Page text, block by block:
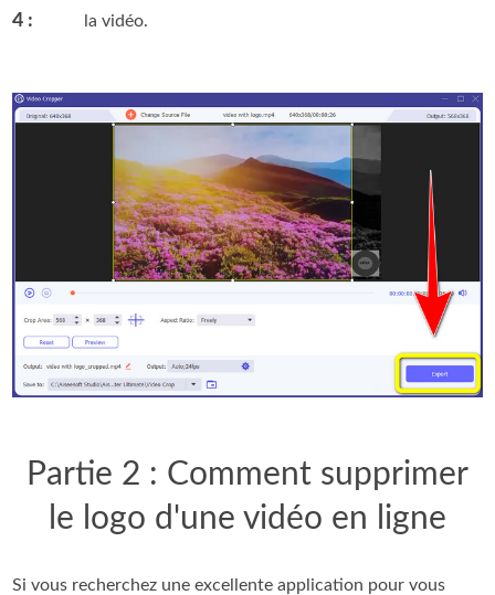
4 :
la vidéo.
Partie 2 : Comment supprimer
le logo d'une vidéo en ligne
Si vous recherchez une excellente application pour vous